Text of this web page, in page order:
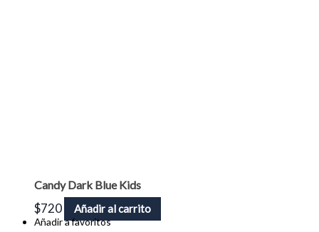
Candy Dark Blue Kids
$720 Añadir al carrito
Añadir a favoritos